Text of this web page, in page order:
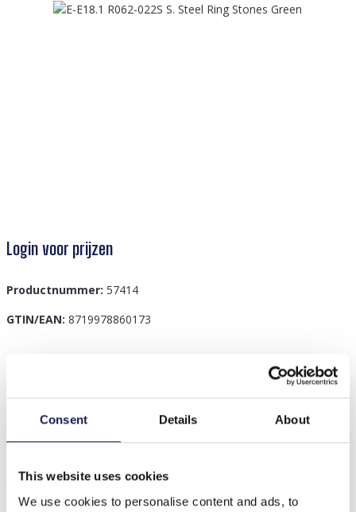
Consent Details About
This website uses cookies
We use cookies to personalise content and ads, to
Afbeeldingengalerij overslaan
Login voor prijzen
Productnummer: 57414
GTIN/EAN: 8719978860173
E-E18.1 R062-022S S. Steel Ring Stones Green
Anderen kochten ook